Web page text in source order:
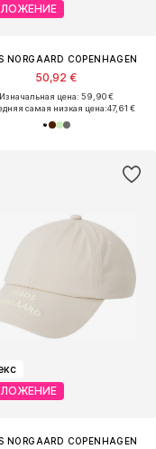
NORGAARD COPENHAGEN
50,92 €
Изначальная цена: 59,90 €
самая низкая цена:47,61 €
NORGAARD COPENHAGEN